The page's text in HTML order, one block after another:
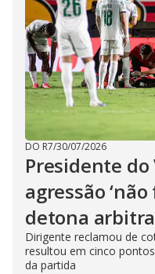
DO R7/30/07/2026
Presidente
agressão
detona
Dirigente reclamou de
resultou em cinco
da partida